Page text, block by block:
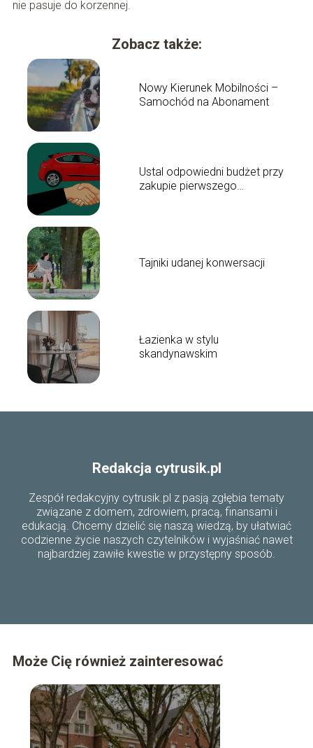
nie pasuje do korzennej.
Zobacz także:
Nowy Kierunek Mobilności –
Samochód na Abonament
Ustal odpowiedni budżet przy
zakupie pierwszego
Tajniki udanej konwersacji
Łazienka w stylu
skandynawskim
Redakcja cytrusik.pl
Zespół redakcyjny cytrusik.pl z pasją zgłębia tematy
związane z domem, zdrowiem, pracą, finansami i
edukacją. Chcemy dzielić się naszą wiedzą, by ułatwiać
codzienne życie naszych czytelników i wyjaśniać nawet
najbardziej zawiłe kwestie w przystępny sposób.
Może Cię również zainteresować